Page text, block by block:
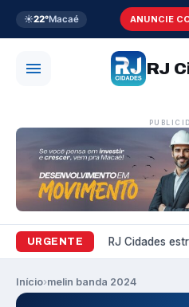
☀️22°Macaé ANUNCIE
RJ
URGENTE
Variedades RJ Cidades
Início›melin banda 2024